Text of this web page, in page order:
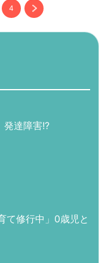
4
発達障害!?
て修行中」0歳児と